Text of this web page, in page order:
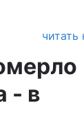
читать
- в